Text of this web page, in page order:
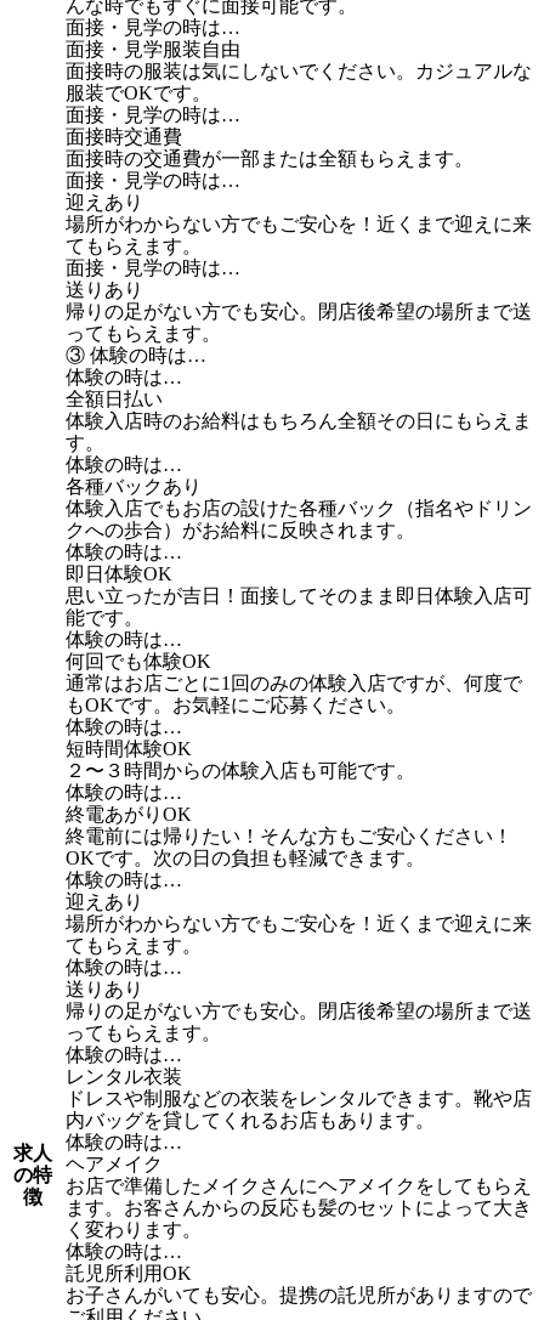
求人
の特
徴
んな時でもすぐに面接可能です。
面接・見学の時は…
面接・見学服装自由
面接時の服装は気にしないでください。カジュアルな
服装でOKです。
面接・見学の時は…
面接時交通費
面接時の交通費が一部または全額もらえます。
面接・見学の時は…
迎えあり
場所がわからない方でもご安心を！近くまで迎えに来
てもらえます。
面接・見学の時は…
送りあり
帰りの足がない方でも安心。閉店後希望の場所まで送
ってもらえます。
③ 体験の時は…
体験の時は…
全額日払い
体験入店時のお給料はもちろん全額その日にもらえま
す。
体験の時は…
各種バックあり
体験入店でもお店の設けた各種バック（指名やドリン
クへの歩合）がお給料に反映されます。
体験の時は…
即日体験OK
思い立ったが吉日！面接してそのまま即日体験入店可
能です。
体験の時は…
何回でも体験OK
通常はお店ごとに1回のみの体験入店ですが、何度で
もOKです。お気軽にご応募ください。
体験の時は…
短時間体験OK
２〜３時間からの体験入店も可能です。
体験の時は…
終電あがりOK
終電前には帰りたい！そんな方もご安心ください！
OKです。次の日の負担も軽減できます。
体験の時は…
迎えあり
場所がわからない方でもご安心を！近くまで迎えに来
てもらえます。
体験の時は…
送りあり
帰りの足がない方でも安心。閉店後希望の場所まで送
ってもらえます。
体験の時は…
レンタル衣装
ドレスや制服などの衣装をレンタルできます。靴や店
内バッグを貸してくれるお店もあります。
体験の時は…
ヘアメイク
お店で準備したメイクさんにヘアメイクをしてもらえ
ます。お客さんからの反応も髪のセットによって大き
く変わります。
体験の時は…
託児所利用OK
お子さんがいても安心。提携の託児所がありますので